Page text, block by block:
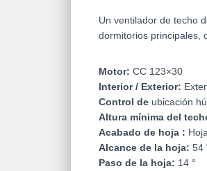
Un ventilador de techo
dormitorios principales,
Motor: CC 123×30
Interior / Exterior:
Control de ubicación
Altura mínima del
Acabado de hoja :
Alcance de la hoja: 54
Paso de la hoja: 14 °